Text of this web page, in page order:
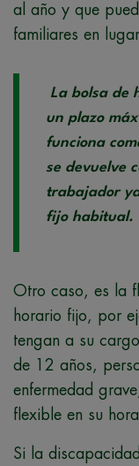
al año y que
familiares en
La bolsa de
un plazo
funciona
se devuelve
trabajador
fijo habitual.
Otro caso, es la
horario fijo, por
tengan a su
de 12 años,
enfermedad
flexible en su
Si la